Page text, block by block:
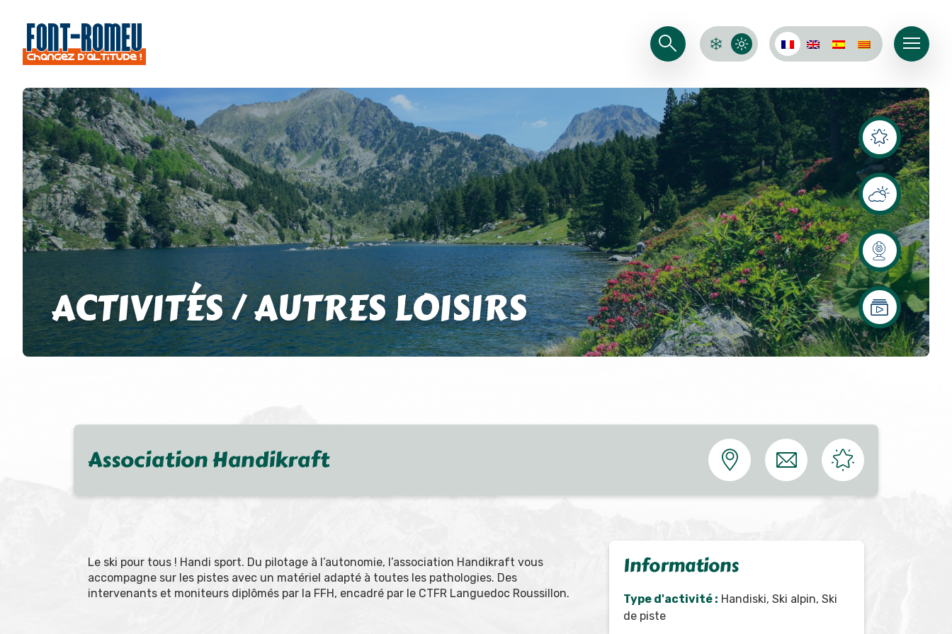
ACTIVITÉS / AUTRES LOISIRS
Association Handikraft
Le ski pour tous ! Handi sport. Du pilotage à l’autonomie, l’association Handikraft vous
accompagne sur les pistes avec un matériel adapté à toutes les pathologies. Des
intervenants et moniteurs diplômés par la FFH, encadré par le CTFR Languedoc Roussillon.
Informations
Type d'activité : Handiski, Ski alpin, Ski
de piste